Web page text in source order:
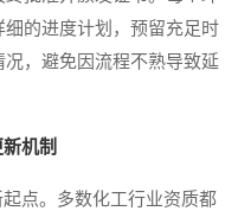
的进度计划，预留充足时
，避免因流程不熟导致延
机制
点。多数化工行业资质都